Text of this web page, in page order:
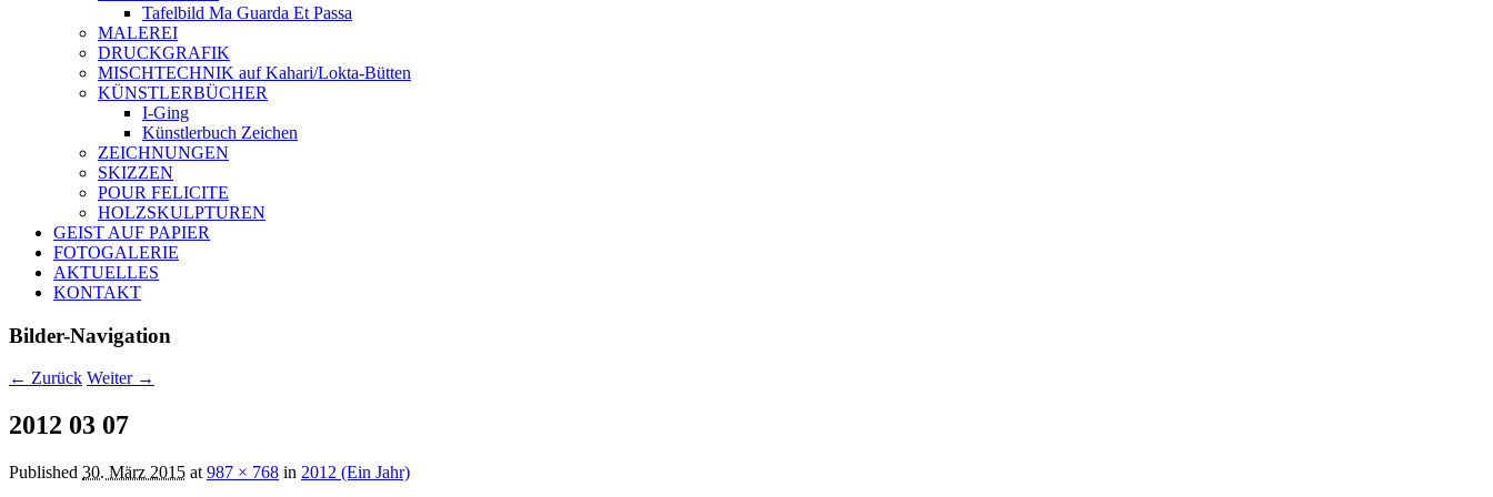
Tafelbild Ma Guarda Et Passa
MALEREI
DRUCKGRAFIK
MISCHTECHNIK auf Kahari/Lokta-Bütten
KÜNSTLERBÜCHER
I-Ging
Künstlerbuch Zeichen
ZEICHNUNGEN
SKIZZEN
POUR FELICITE
HOLZSKULPTUREN
GEIST AUF PAPIER
FOTOGALERIE
AKTUELLES
KONTAKT
Bilder-Navigation
← Zurück Weiter →
2012 03 07
Published 30. März 2015 at 987 × 768 in 2012 (Ein Jahr)